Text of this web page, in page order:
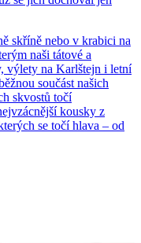
skříně nebo v krabici na
naši tátové a
výlety na Karlštejn i letní
součást našich
skvostů točí
kousky z
se točí hlava – od